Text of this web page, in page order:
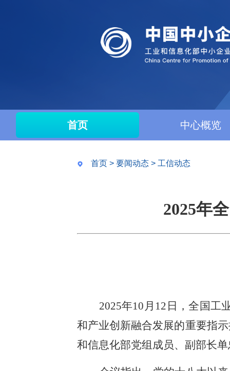
首页 中心概览
首页 > 要闻动态 > 工信动态
2025年
2025年10月12日，全国工
和产业创新融合发展的重要指
和信息化部党组成员、副部长